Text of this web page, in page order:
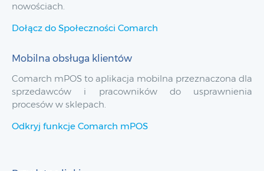
nowościach.
Dołącz do Społeczności Comarch
Mobilna obsługa klientów
Comarch mPOS to aplikacja mobilna przeznaczona dla
sprzedawców i pracowników do usprawnienia
procesów w sklepach.
Odkryj funkcje Comarch mPOS